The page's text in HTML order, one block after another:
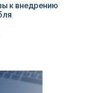
к внедрению